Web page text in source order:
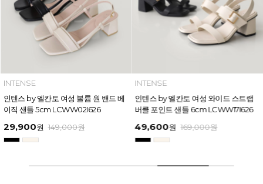
INTENSE
인텐스 by 엘칸토 여성 와이드 스트랩
버클 포인트 샌들 6cm LCWW17I626
49,600원 169,000원
더보기
INTENSE
인텐스 by 엘칸토 여성 인사이드 오픈
슬링백 7cm LCWO43I613
38,250원 139,000원